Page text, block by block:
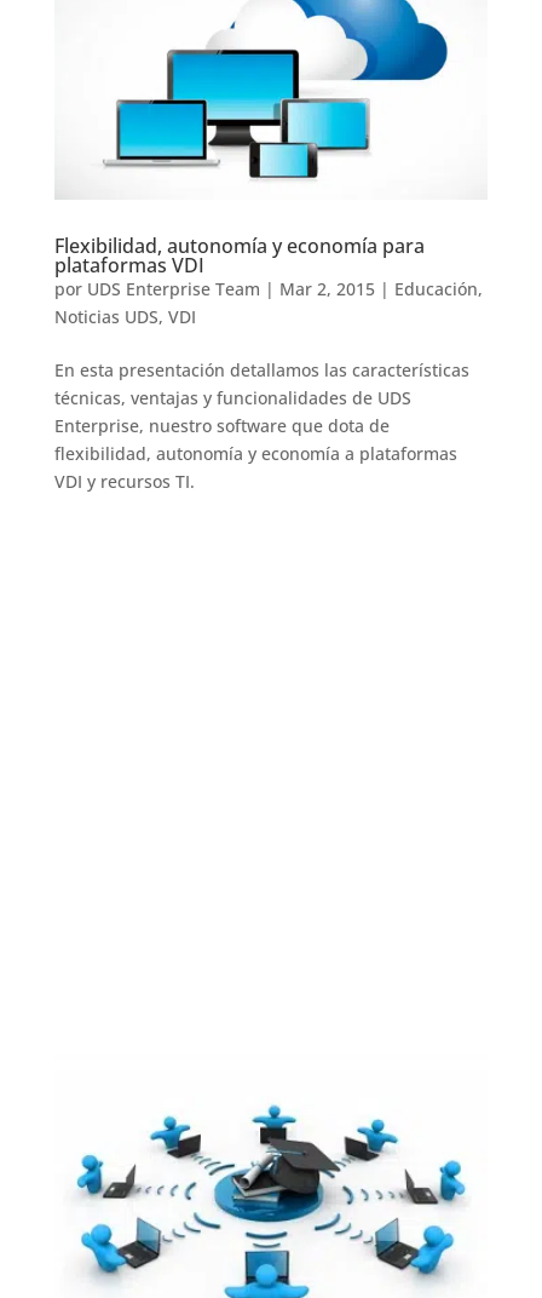
Flexibilidad, autonomía y economía para
plataformas VDI
por UDS Enterprise Team | Mar 2, 2015| Educación,
Noticias UDS, VDI
En esta presentación detallamos las características
técnicas, ventajas y funcionalidades de UDS
Enterprise, nuestro software que dota de
flexibilidad, autonomía y economía a plataformas
VDI y recursos TI.